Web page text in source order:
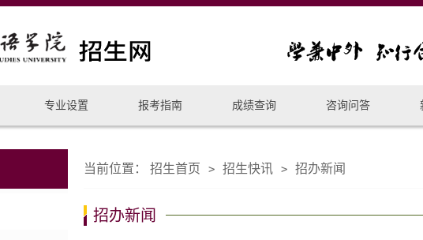
专业设置 报考指南 成绩查询 咨询问答
当前位置： 招生首页 > 招生快讯 > 招办新闻
招办新闻